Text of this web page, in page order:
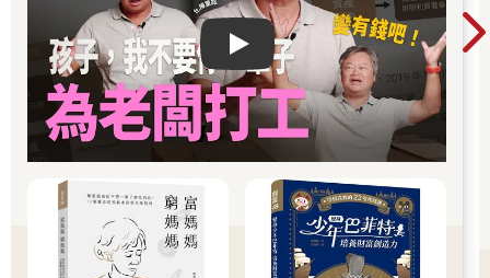
膚的歐美人所設計的商品。並不是打著「進口高級手提包」的名
號，就一定能大賣。許多同業都學我進口飾品，最終卻以失敗收
為什麼他們的商品賣不動，而我進口的飾品卻能大受歡迎
箇中的祕訣就在於，我只選擇適合黃皮膚與黑頭髮穿戴的商
我對自己的判斷非常有信心，因此我堅信，如果少了我，日
本的飾品流行至少會落後二十年。
能吸引有錢人上鉤的誘餌
Play video